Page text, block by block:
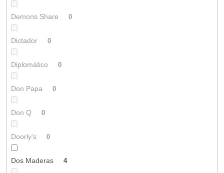
Demons Share 0
Dictador 0
Diplomático 0
Don Papa 0
Don Q 0
Doorly's 0
Dos Maderas 4